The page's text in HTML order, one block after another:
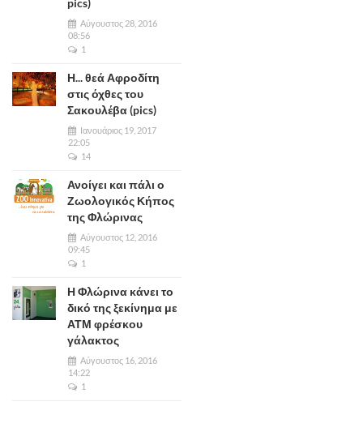
Αύγουστος 28, 2016
08:56
1
Η... θεά Αφροδίτη
στις όχθες του
Σακουλέβα (pics)
Ιανουάριος 19, 2017
22:05
14
Ανοίγει και πάλι ο
Ζωολογικός Κήπος
της Φλώρινας
Αύγουστος 12, 2016
09:45
1
Η Φλώρινα κάνει το
δικό της ξεκίνημα με
ΑΤΜ φρέσκου
γάλακτος
Αύγουστος 16, 2016
14:22
1